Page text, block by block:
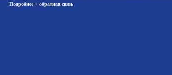
Подробнее + обратная связь